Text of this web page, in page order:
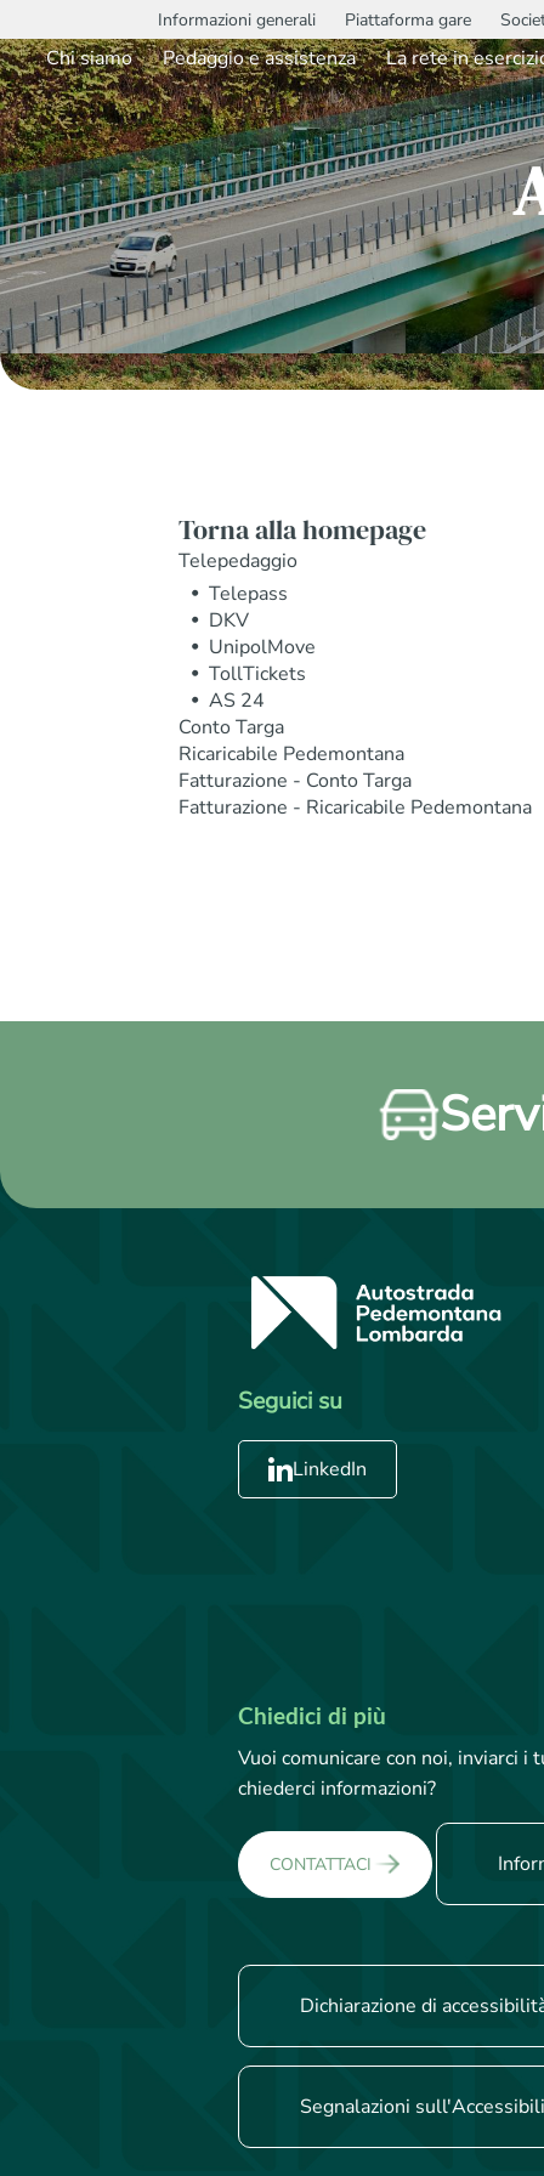
Informazioni generali Piattaforma gare
Chi siamo Pedaggio e assistenza La rete in
Torna alla homepage
Telepedaggio
Telepass
DKV
UnipolMove
TollTickets
AS 24
Conto Targa
Ricaricabile Pedemontana
Fatturazione - Conto Targa
Fatturazione - Ricaricabile Pedemontana
Seguici su
LinkedIn
Chiedici di più
Vuoi comunicare con noi, inviarci
chiederci informazioni?
CONTATTACI
Dichiarazione di
Segnalazioni